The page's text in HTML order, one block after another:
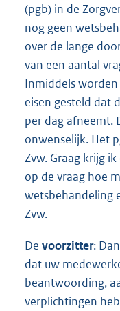
(pgb) in de
nog geen
over de lange
van een aantal
Inmiddels worden
eisen gesteld dat
per dag afneemt.
onwenselijk. Het
Zvw. Graag krijg
op de vraag hoe
wetsbehandeling
Zvw.
De voorzitter:
dat uw
beantwoording,
verplichtingen